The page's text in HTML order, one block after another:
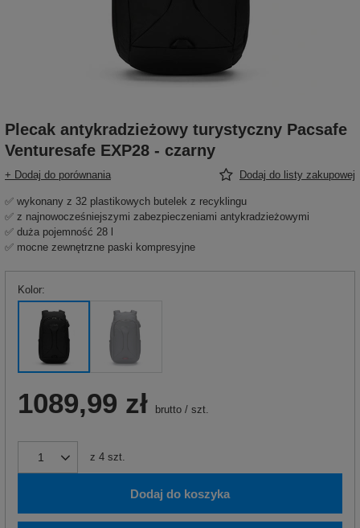
Plecak antykradzieżowy turystyczny Pacsafe
Venturesafe EXP28 - czarny
+ Dodaj do porównania Dodaj do listy zakupowej
✅ wykonany z 32 plastikowych butelek z recyklingu
✅ z najnowocześniejszymi zabezpieczeniami antykradzieżowymi
✅ duża pojemność 28 l
✅ mocne zewnętrzne paski kompresyjne
Kolor
1089,99 zł brutto / szt.
z 4 szt.
Dodaj do koszyka